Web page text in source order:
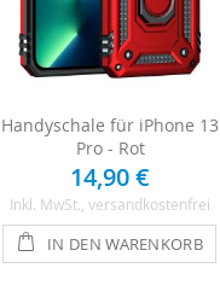
Handyschale für iPhone 13
Pro - Rot
14,90 €
Inkl. MwSt., versandkostenfrei
IN DEN WARENKORB